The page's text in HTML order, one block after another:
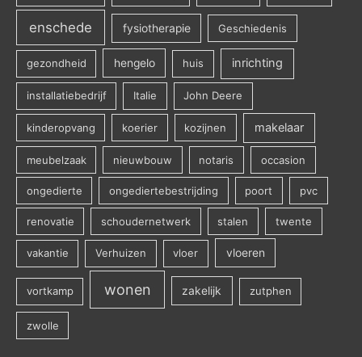
enschede fysiotherapie Geschiedenis
gezondheid hengelo huis inrichting
installatiebedrijf Italie John Deere
kinderopvang koerier kozijnen makelaar
meubelzaak nieuwbouw notaris occasion
ongedierte ongediertebestrijding poort pvc
renovatie schoudernetwerk stalen twente
vakantie Verhuizen vloer vloeren
vortkamp wonen zakelijk zutphen
zwolle